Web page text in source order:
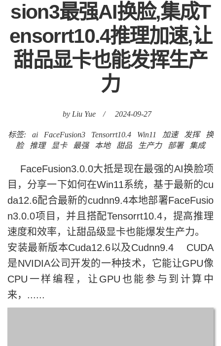
sion3最强AI换脸,集成T
ensorrt10.4推理加速,让
甜品显卡也能发挥生产
力
by Liu Yue / 2024-09-27
标签: ai FaceFusion3 Tensorrt10.4 Win11 加速 发挥
换
脸
推理 显卡 最强 本地 甜品 生产力 部署 集成
FaceFusion3.0.0大抵是现在最强的AI换脸项
目，分享一下如何在Win11系统，基于最新的cu
da12.6配合最新的cudnn9.4本地部署FaceFusio
n3.0.0项目，并且搭配Tensorrt10.4，提高推理
速度和效率，让甜品级显卡也能爆发生产力。
安装最新版本Cuda12.6以及Cudnn9.4 CUDA
是NVIDIA公司开发的一种技术，它能让GPU像
CPU一样编程，让GPU也能参与到计算中
来，......